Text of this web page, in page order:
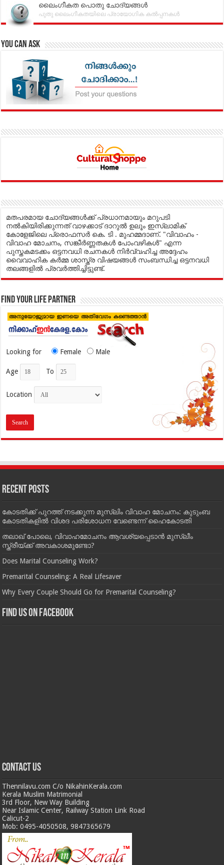
ലൈംഗീകത പൊതു ചോദ്യങ്ങൾ
പുതു ലൈംഗീകതയിലെ പ്രായോഗിക കൽപ്പനകൾ
You can Ask
മതപരമായ ചോദ്യങ്ങൾക്ക് പ്രധാനമായും മറുപടി
നൽകിയിരിക്കുന്നത് വാഴക്കാട് ദാറുൽ ഉലൂം ഇസ്ലാമിക്
കോളേജിലെ പ്രൊഫസർ കെ. ടി . മുഹമ്മദാണ്. "വിവാഹം -
വിവാഹ മോചനം, സങ്കീർണ്ണതകൾ പോംവഴികൾ" എന്ന
പുസ്തകമടക്കം ഒട്ടനവധി രചനകൾ നിർവ്വഹിച്ച അദ്ദേഹം
വൈവാഹിക കർമ്മ ശാസ്ത്ര വിഷയങ്ങൾ സംബന്ധിച്ച ഒട്ടനവധി
തലങ്ങളിൽ പ്രവർത്തിച്ചിട്ടുണ്ട്.
Find your life partner
Looking for Female Male
Age To
Location
Recent Posts
കോടതിക്ക് പുറത്ത് നടക്കുന്ന മുസ്‌ലിം വിവാഹ മോചനം: കുടുംബ
കോടതികളില്‍ വിശദ പരിശോധന വേണ്ടെന്ന് ഹൈകോടതി
തലാഖ് പോലെ, വിവാഹമോചനം ആവശ്യപ്പെടാൻ മുസ്ലീം
സ്ത്രീയ്ക്ക് അവകാശമുണ്ടോ?
Does Marital Counseling Work?
Premarital Counseling: A Real Lifesaver
Why Every Couple Should Go for Premarital Counseling?
Find us on Facebook
Contact us
Thennilavu.com C/o NikahinKerala.com
Kerala Muslim Matrimonial
3rd Floor, New Way Building
Near Islamic Center, Railway Station Link Road
Calicut-2
Mob: 0495-4050508, 9847365679